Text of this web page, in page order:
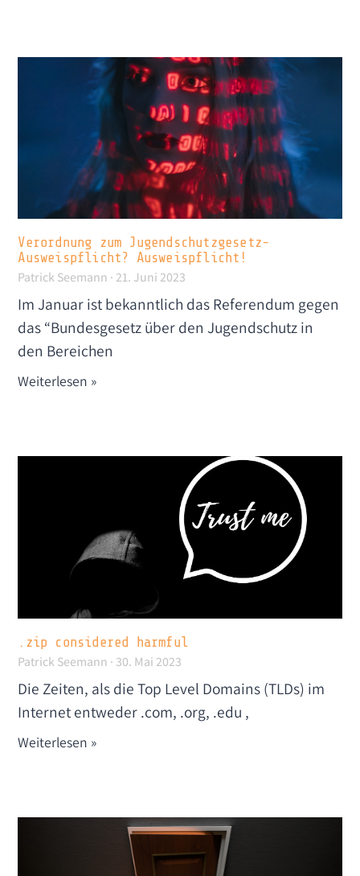
Verordnung zum Jugendschutzgesetz-
Ausweispflicht? Ausweispflicht!
Patrick Seemann 21. Juni 2023
Im Januar ist bekanntlich das Referendum gegen
das “Bundesgesetz über den Jugendschutz in
den Bereichen
Weiterlesen »
.zip considered harmful
Patrick Seemann 30. Mai 2023
Die Zeiten, als die Top Level Domains (TLDs) im
Internet entweder .com, .org, .edu ,
Weiterlesen »